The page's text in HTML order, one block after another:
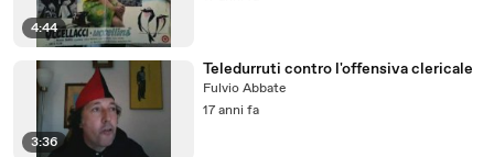
4:44
3:36
Teledurruti contro l'offensiva clericale
Fulvio Abbate
17 anni fa